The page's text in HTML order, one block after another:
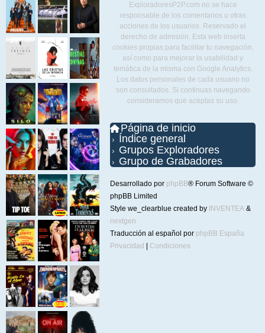
ExploradoresP2P.com no se hace
responsable de los comentarios u otras
acciones de los usuarios. Reservado el
derecho de admisión. Esta web inserta
cookies propias para facilitar tu navegación,
así como para mejorar la usabilidad y
temática de la misma con Google Analytics.
Los datos personales de cada usuario no
son consultados. Si continuas navegando
consideramos que aceptas su uso.
Página de inicio
Índice general
Grupos Exploradores
Grupo de Grabadores
Desarrollado por phpBB® Forum Software ©
phpBB Limited
Style we_clearblue created by INVENTEA &
nextgen
Traducción al español por phpBB España
Privacidad
Condiciones